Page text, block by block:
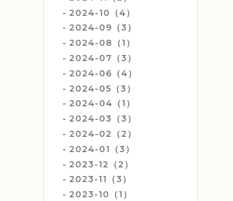
2024-10（4）
2024-09（3）
2024-08（1）
2024-07（3）
2024-06（4）
2024-05（3）
2024-04（1）
2024-03（3）
2024-02（2）
2024-01（3）
2023-12（2）
2023-11（3）
2023-10（1）